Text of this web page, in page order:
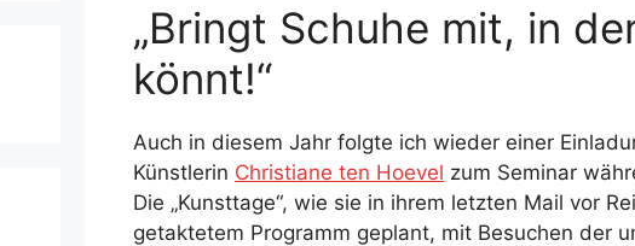
„Bringt Schuhe mit, in
könnt!“
Auch in diesem Jahr folgte ich wieder einer
Künstlerin Christiane ten Hoevel zum Seminar
Die „Kunsttage“, wie sie in ihrem letzten Mail vor
getaktetem Programm geplant, mit Besuchen der